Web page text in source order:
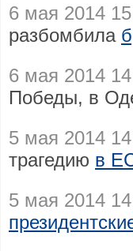
6 мая 2014
разбомбила
6 мая 2014
Победы, в
5 мая 2014
трагедию в
5 мая 2014